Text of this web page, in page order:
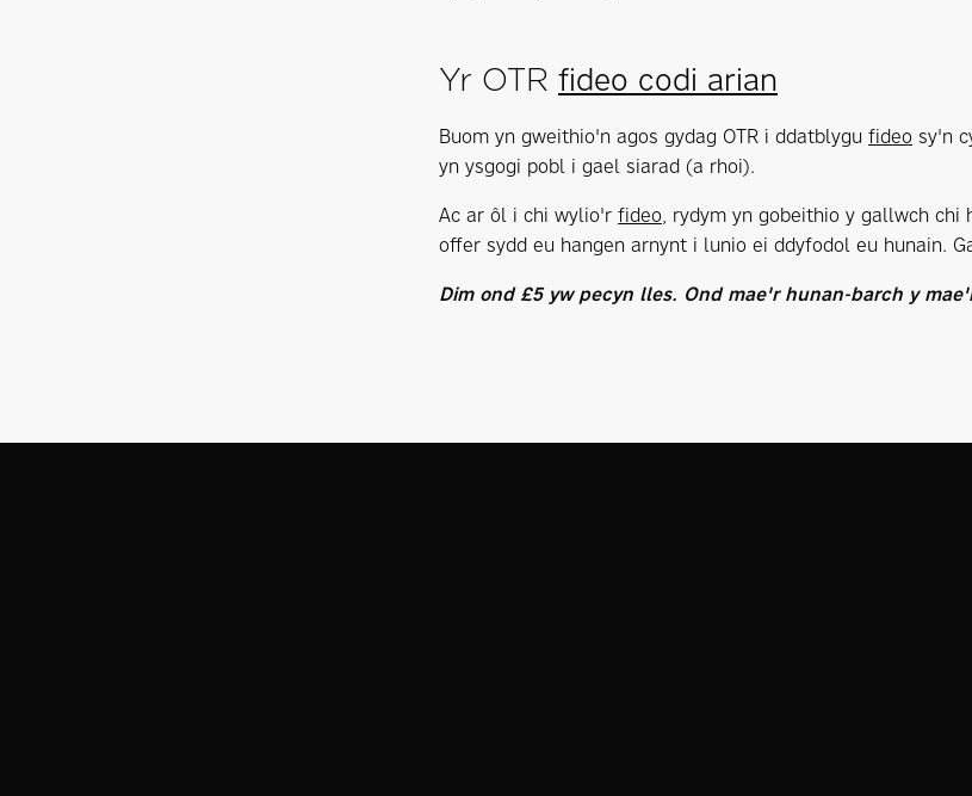
Yr OTR fideo codi arian
Buom yn gweithio'n agos gydag OTR i ddatblygu fideo sy'n
yn ysgogi pobl i gael siarad (a rhoi).
Ac ar ôl i chi wylio'r fideo, rydym yn gobeithio y gallwch chi
offer sydd eu hangen arnynt i lunio ei ddyfodol eu hunain.
Dim ond £5 yw pecyn lles. Ond mae'r hunan-barch y